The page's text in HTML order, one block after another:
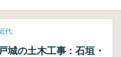
代
城の土木工事 : 石垣・